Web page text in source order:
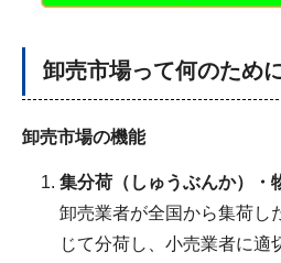
卸売市場って何のため
卸売市場の機能
集分荷（しゅうぶんか）・
卸売業者が全国から集荷し
じて分荷し、小売業者に適